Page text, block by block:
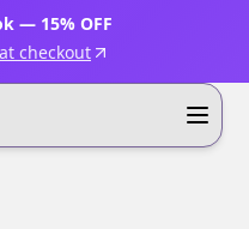
— 15% OFF
at checkout